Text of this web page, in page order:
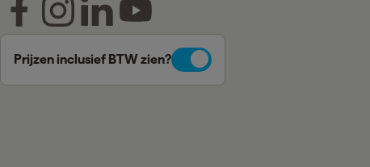
Prijzen inclusief BTW zien?